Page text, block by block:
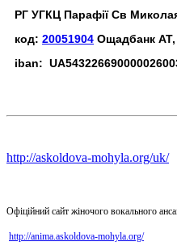
РГ УГКЦ Парафії Св
код: 20051904 Ощадбанк АТ,
iban:
http://askoldova-mohyla.org/uk/
Офіційний сайт жіночого вокального
http://anima.askoldova-mohyla.org/